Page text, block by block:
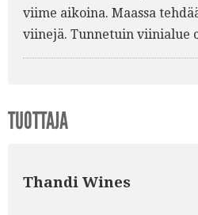
viime aikoina. Maassa
viinejä. Tunnetuin viinialue
TUOTTAJA
Thandi Wines